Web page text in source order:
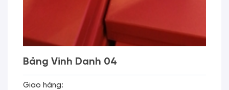
Bảng Vinh Danh 04
Giao hàng: